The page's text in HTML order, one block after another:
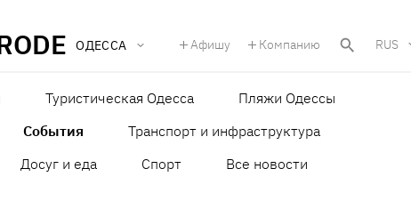
ОДЕССА Афишу Компанию RUS
Туристическая Одесса
Пляжи Одессы
События
Транспорт и инфраструктура
Досуг и еда Спорт Все новости